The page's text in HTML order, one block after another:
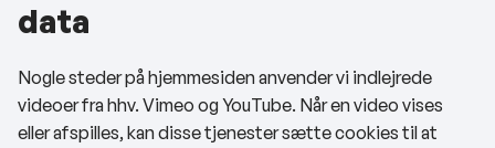
Kontakt os
Telefon- og åbningstider
Tilgængelighedserklæring
data
Nogle steder på hjemmesiden anvender vi indlejrede
videoer fra hhv. Vimeo og YouTube. Når en video vises
eller afspilles, kan disse tjenester sætte cookies til at